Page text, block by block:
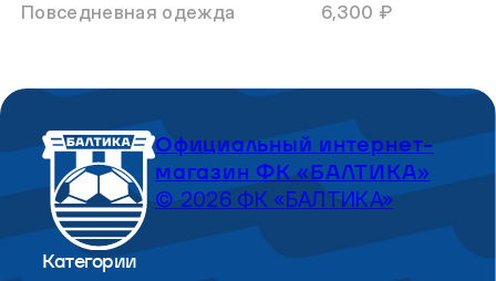
Повседневная одежда
6,300 ₽
Официальный интернет-
магазин ФК «БАЛТИКА»
© 2026 ФК «БАЛТИКА»
Категории